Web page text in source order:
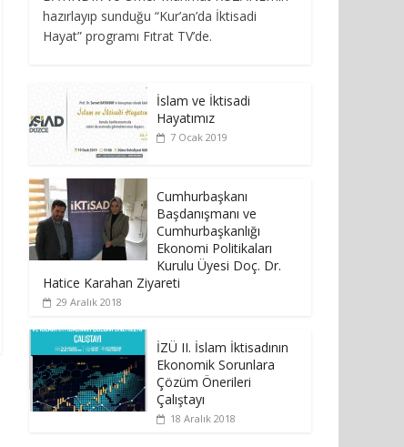
hazırlayıp sunduğu “Kur’an’da İktisadi
Hayat” programı Fıtrat TV’de.
İslam ve İktisadi
Hayatımız
7 Ocak 2019
Cumhurbaşkanı
Başdanışmanı ve
Cumhurbaşkanlığı
Ekonomi Politikaları
Kurulu Üyesi Doç. Dr.
Hatice Karahan Ziyareti
29 Aralık 2018
İZÜ II. İslam İktisadının
Ekonomik Sorunlara
Çözüm Önerileri
Çalıştayı
18 Aralık 2018